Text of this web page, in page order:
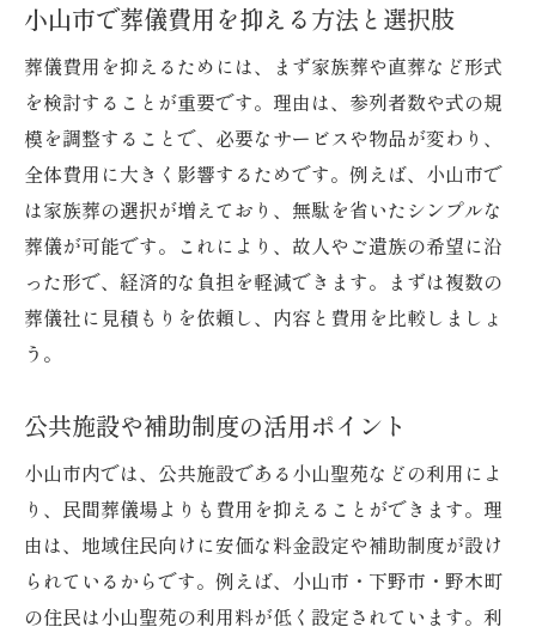
小山市で葬儀費用を抑える方法と選択肢
葬儀費用を抑えるためには、まず家族葬や直葬など形式
を検討することが重要です。理由は、参列者数や式の規
模を調整することで、必要なサービスや物品が変わり、
全体費用に大きく影響するためです。例えば、小山市で
は家族葬の選択が増えており、無駄を省いたシンプルな
葬儀が可能です。これにより、故人やご遺族の希望に沿
った形で、経済的な負担を軽減できます。まずは複数の
葬儀社に見積もりを依頼し、内容と費用を比較しましょ
う。
公共施設や補助制度の活用ポイント
小山市内では、公共施設である小山聖苑などの利用によ
り、民間葬儀場よりも費用を抑えることができます。理
由は、地域住民向けに安価な料金設定や補助制度が設け
られているからです。例えば、小山市・下野市・野木町
の住民は小山聖苑の利用料が低く設定されています。利